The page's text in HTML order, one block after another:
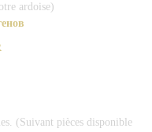
ardoise)
(Suivant pièces disponible